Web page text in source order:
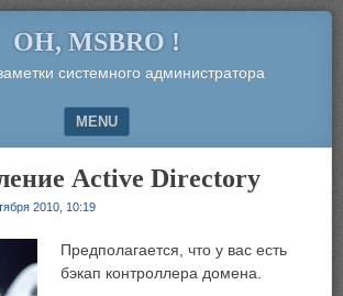
OH, MSBRO !
системного администратора
MENU
Active Directory
2010, 10:19
Предполагается, что у вас есть
бэкап контроллера домена.